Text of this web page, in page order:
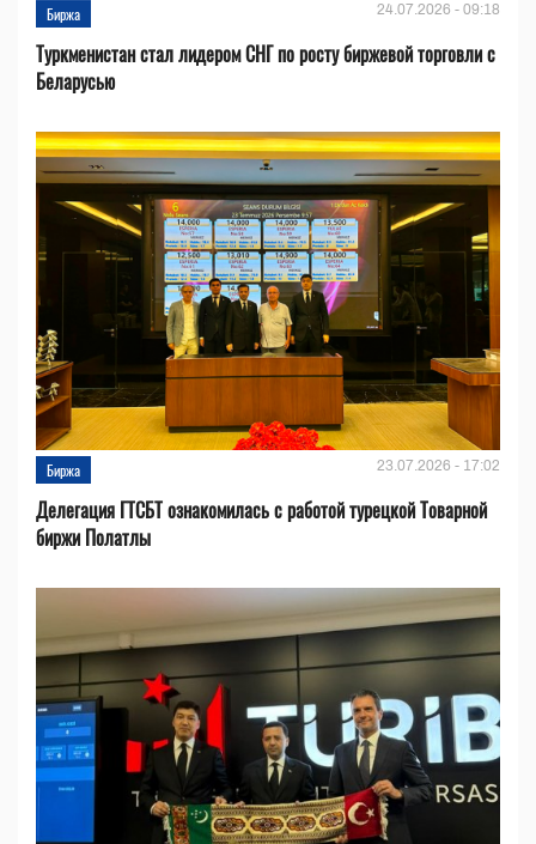
Биржа 24.07.2026 - 09:18
Туркменистан стал лидером СНГ по росту биржевой торговли с
Беларусью
Биржа 23.07.2026 - 17:02
Делегация ГТСБТ ознакомилась с работой турецкой Товарной
биржи Полатлы